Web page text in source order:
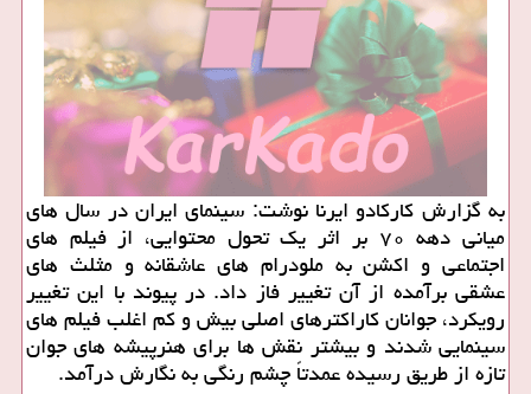
به گزارش كاركادو ایرنا نوشت: سینمای ایران در سال های
میانی دهه ۷۰ بر اثر یك تحول محتوایی، از فیلم های
اجتماعی و اكشن به ملودرام های عاشقانه و مثلث های
عشقی برآمده از آن تغییر فاز داد. در پیوند با این تغییر
رویكرد، جوانان كاراكترهای اصلی بیش و كم اغلب فیلم های
سینمایی شدند و بیشتر نقش ها برای هنرپیشه های جوان
تازه از طریق رسیده عمدتاً چشم رنگی به نگارش درآمد.